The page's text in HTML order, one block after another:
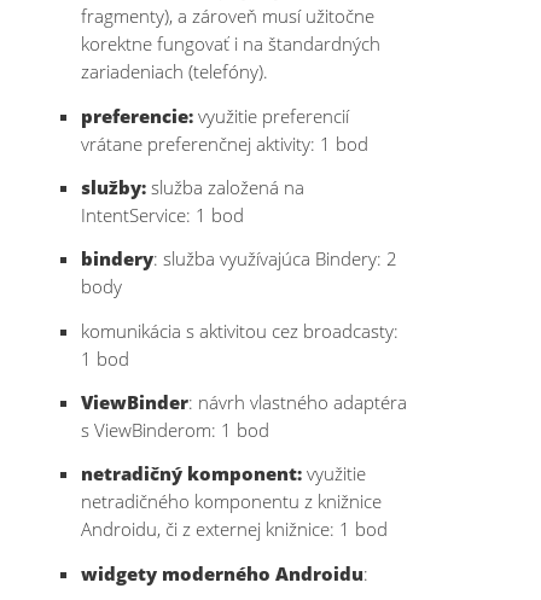
fragmenty), a zároveň musí užitočne
korektne fungovať i na štandardných
zariadeniach (telefóny).
preferencie:využitie preferencií
vrátane preferenčnej aktivity: 1 bod
služby:služba založená na
IntentService: 1 bod
bindery: služba využívajúca Bindery: 2
body
komunikácia s aktivitou cez broadcasty:
1 bod
ViewBinder: návrh vlastného adaptéra
s ViewBinderom: 1 bod
netradičný komponent:využitie
netradičného komponentu z knižnice
Androidu, či z externej knižnice: 1 bod
widgety moderného Androidu: